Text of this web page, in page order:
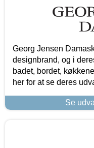
Georg Jensen
designbrand, og i
badet, bordet,
her for at se deres
Se